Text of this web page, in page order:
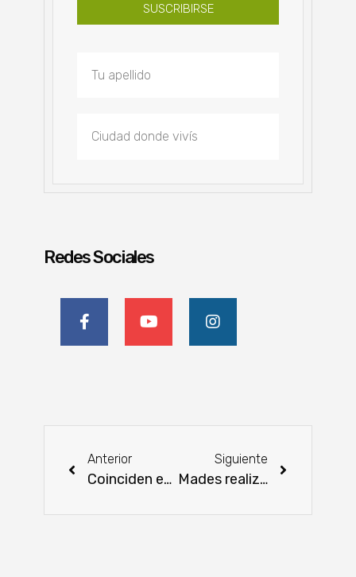
SUSCRIBIRSE
Redes Sociales
Anterior
Coinciden en que la transparencia empresarial desarrolla integridad y ayuda a generar confianza
Siguiente
Mades realizó intervenciones en zonas del área de la reserva para Parque Nacional San Rafael